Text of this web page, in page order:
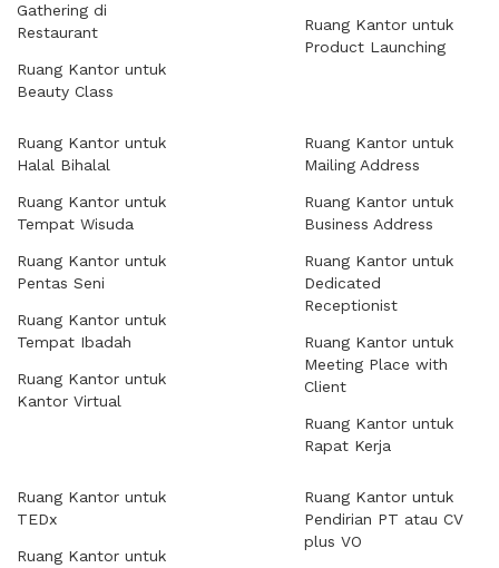
Gathering di
Restaurant
Ruang Kantor untuk
Beauty Class
Ruang Kantor untuk
Product Launching
Ruang Kantor untuk
Halal Bihalal
Ruang Kantor untuk
Tempat Wisuda
Ruang Kantor untuk
Pentas Seni
Ruang Kantor untuk
Tempat Ibadah
Ruang Kantor untuk
Kantor Virtual
Ruang Kantor untuk
Mailing Address
Ruang Kantor untuk
Business Address
Ruang Kantor untuk
Dedicated
Receptionist
Ruang Kantor untuk
Meeting Place with
Client
Ruang Kantor untuk
Rapat Kerja
Ruang Kantor untuk
TEDx
Ruang Kantor untuk
Ruang Kantor untuk
Pendirian PT atau CV
plus VO